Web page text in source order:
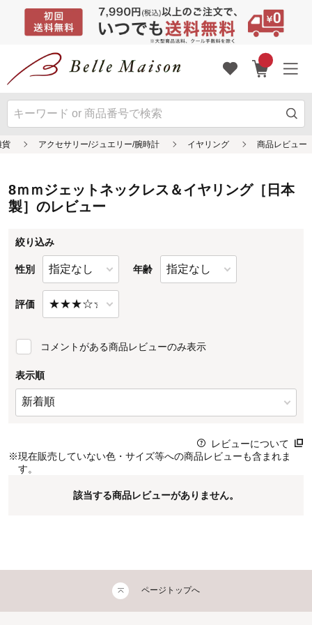
8ｍｍジェットネックレス＆イヤリング［日本
製］のレビュー
絞り込み
性別 年齢
評価
コメントがある商品レビューのみ表示
表示順
レビューについて
※現在販売していない色・サイズ等への商品レビューも含まれま
す。
該当する商品レビューがありません。
ページトップへ